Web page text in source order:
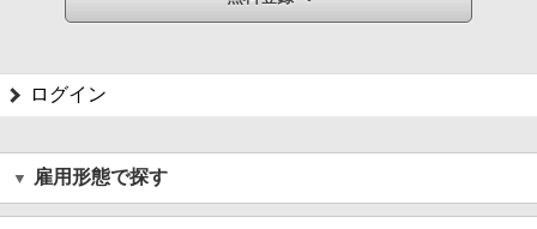
ログイン
雇用形態で探す